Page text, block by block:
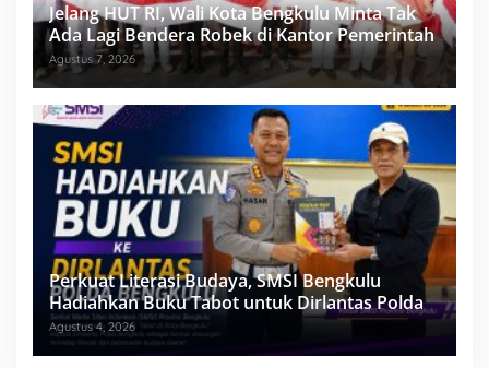
Jelang HUT RI, Wali Kota Bengkulu Minta Tak
Ada Lagi Bendera Robek di Kantor Pemerintah
Agustus 7, 2026
Perkuat Literasi Budaya, SMSI Bengkulu
Hadiahkan Buku Tabot untuk Dirlantas Polda
Agustus 4, 2026